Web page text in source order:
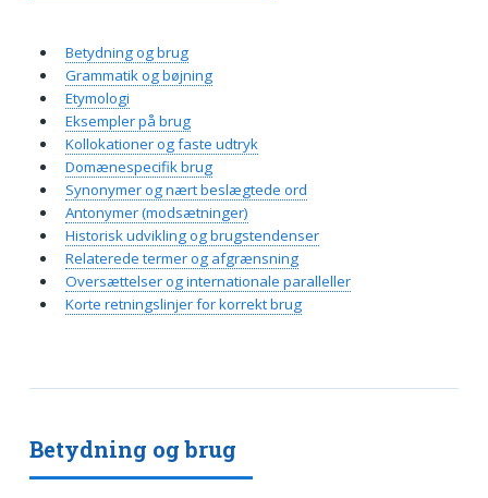
Betydning og brug
Betydning og brug
Grammatik og bøjning
Etymologi
Eksempler på brug
Kollokationer og faste udtryk
Domænespecifik brug
Synonymer og nært beslægtede ord
Antonymer (modsætninger)
Historisk udvikling og brugstendenser
Relaterede termer og afgrænsning
Oversættelser og internationale paralleller
Korte retningslinjer for korrekt brug